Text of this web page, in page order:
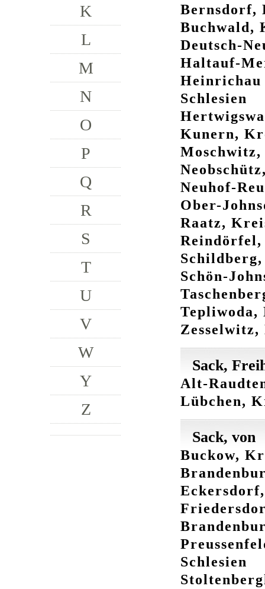
Bernsdorf,
Buchwald,
Deutsch-
Haltauf-
Heinrichau
Schlesien
Kunern,
Neuhof-
Ober-
Raatz,
Reindörfel,
Schön-
Tepliwoda,
Sack,
Alt-
Lübchen,
Sack, von
Buckow,
Schlesien
K
L
M
N
O
P
Q
R
S
T
U
V
W
Y
Z